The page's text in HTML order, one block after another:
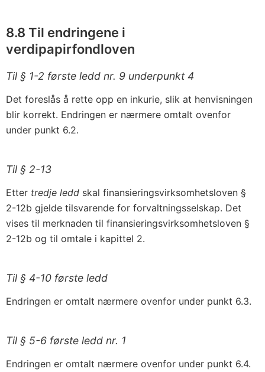
8.8 Til endringene i
verdipapirfondloven
Til § 1-2 første ledd nr. 9 underpunkt 4
Det foreslås å rette opp en inkurie, slik at henvisningen
blir korrekt. Endringen er nærmere omtalt ovenfor
under punkt 6.2.
Til § 2-13
Etter tredje ledd skal finansieringsvirksomhetsloven §
2-12b gjelde tilsvarende for forvaltningsselskap. Det
vises til merknaden til finansieringsvirksomhetsloven §
2-12b og til omtale i kapittel 2.
Til § 4-10 første ledd
Endringen er omtalt nærmere ovenfor under punkt 6.3.
Til § 5-6 første ledd nr. 1
Endringen er omtalt nærmere ovenfor under punkt 6.4.